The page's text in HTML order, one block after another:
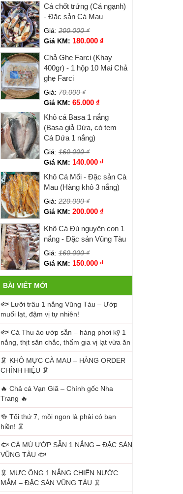
Cá chốt trứng (Cá ngạnh)
- Đặc sản Cà Mau
Giá: 200.000₫
Giá KM: 180.000 ₫
Chả Ghẹ Farci (Khay
400gr) - 1 hộp 10 Mai Chả
ghẹ Farci
Giá: 70.000₫
Giá KM: 65.000 ₫
Khô cá Basa 1 nắng
(Basa giả Dứa, có tem
Cá Dứa 1 nắng)
Giá: 160.000₫
Giá KM: 140.000 ₫
Khô Cá Mối - Đặc sản Cà
Mau (Hàng khô 3 nắng)
Giá: 220.000₫
Giá KM: 200.000 ₫
Khô Cá Đù nguyên con 1
nắng - Đặc sản Vũng Tàu
Giá: 160.000₫
Giá KM: 150.000 ₫
BÀI VIẾT MỚI
🐟 Lưỡi trâu 1 nắng Vũng Tàu – Ướp
muối lạt, đậm vị tự nhiên!
🐟 Cá Thu ảo ướp sẵn – hàng phơi kỹ 1
nắng, thịt săn chắc, thấm gia vị lạt vừa ăn
🦑 KHÔ MỰC CÀ MAU – HÀNG ORDER
CHÍNH HIỆU 🦑
🔥 Chả cá Vạn Giã – Chính gốc Nha
Trang 🔥
🍻 Tối thứ 7, mồi ngon là phải có bạn
hiền! 🦑
🐟 CÁ MÚ ƯỚP SẴN 1 NẮNG – ĐẶC SẢN
VŨNG TÀU 🐟
🦑 MỰC ỐNG 1 NẮNG CHIÊN NƯỚC
MẮM – ĐẶC SẢN VŨNG TÀU 🦑